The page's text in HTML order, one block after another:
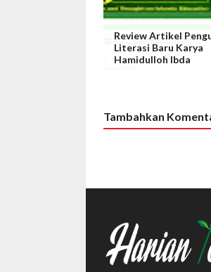
Review Artikel
Literasi Baru Karya
Hamidulloh Ibda
Tambahkan